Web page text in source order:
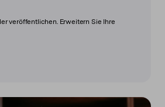
veröffentlichen. Erweitern Sie Ihre